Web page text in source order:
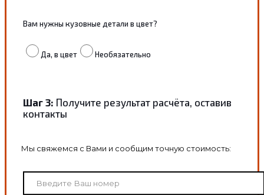
Вам нужны кузовные детали в цвет?
Да, в цвет Необязательно
Шаг 3: Получите результат расчёта, оставив
контакты
Мы свяжемся с Вами и сообщим точную стоимость: